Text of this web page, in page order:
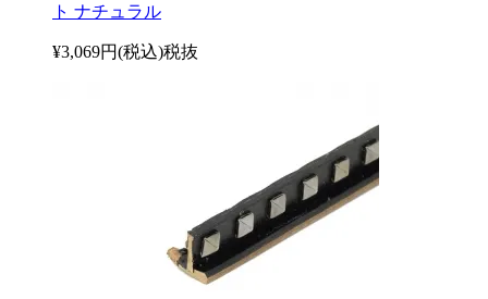
ト ナチュラル
¥3,069円(税込)税抜